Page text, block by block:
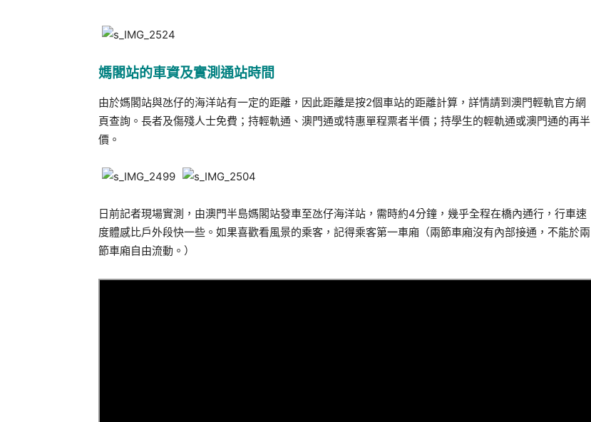
媽閣站的車資及實測通站時間
由於媽閣站與氹仔的海洋站有一定的距離，因此距離是按2個車站的距離計算，詳情請到澳門輕軌官方網
頁查詢。長者及傷殘人士免費；持輕軌通、澳門通或特惠單程票者半價；持學生的輕軌通或澳門通的再半
價。
日前記者現場實測，由澳門半島媽閣站發車至氹仔海洋站，需時約4分鐘，幾乎全程在橋內通行，行車速
度體感比戶外段快一些。如果喜歡看風景的乘客，記得乘客第一車廂（兩節車廂沒有內部接通，不能於兩
節車廂自由流動。）